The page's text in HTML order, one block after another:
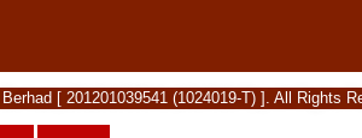
[ 201201039541 (1024019-T) ]. All Rights